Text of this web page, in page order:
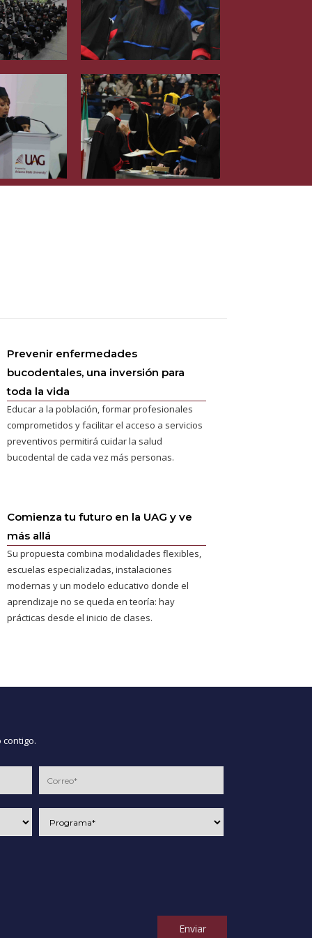
Prevenir enfermedades
bucodentales, una inversión para
toda la vida
Educar a la población, formar profesionales
comprometidos y facilitar el acceso a servicios
preventivos permitirá cuidar la salud
bucodental de cada vez más personas.
Comienza tu futuro en la UAG y ve
más allá
Su propuesta combina modalidades flexibles,
escuelas especializadas, instalaciones
modernas y un modelo educativo donde el
aprendizaje no se queda en teoría: hay
prácticas desde el inicio de clases.
Enviar